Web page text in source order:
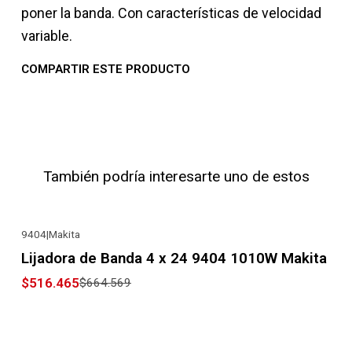
poner la banda. Con características de velocidad
variable.
COMPARTIR ESTE PRODUCTO
También podría interesarte uno de estos
9404|Makita
Lijadora de Banda 4 x 24 9404 1010W Makita
$516.465$664.569